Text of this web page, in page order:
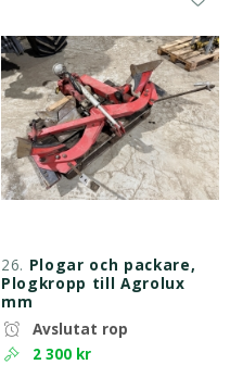
26. Plogar och packare,
Plogkropp till Agrolux
mm
Avslutat rop
2 300 kr